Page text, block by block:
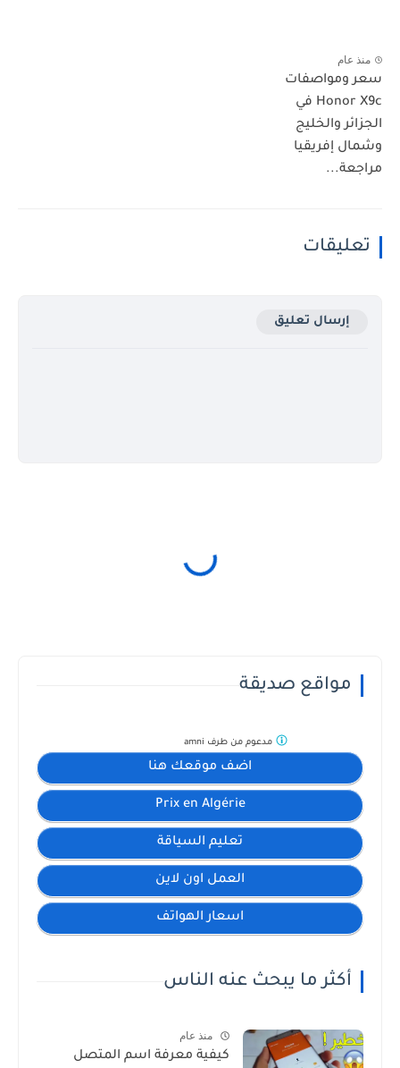
منذ عام
سعر ومواصفات
Honor X9c في
الجزائر والخليج
وشمال إفريقيا
مراجعة...
تعليقات
إرسال تعليق
مواقع صديقة
اضف موقعك هنا
Prix en Algérie
تعليم السياقة
العمل اون لاين
اسعار الهواتف
مدعوم من طرف amni
أكثر ما يبحث عنه الناس
منذ عام
كيفية معرفة اسم المتصل